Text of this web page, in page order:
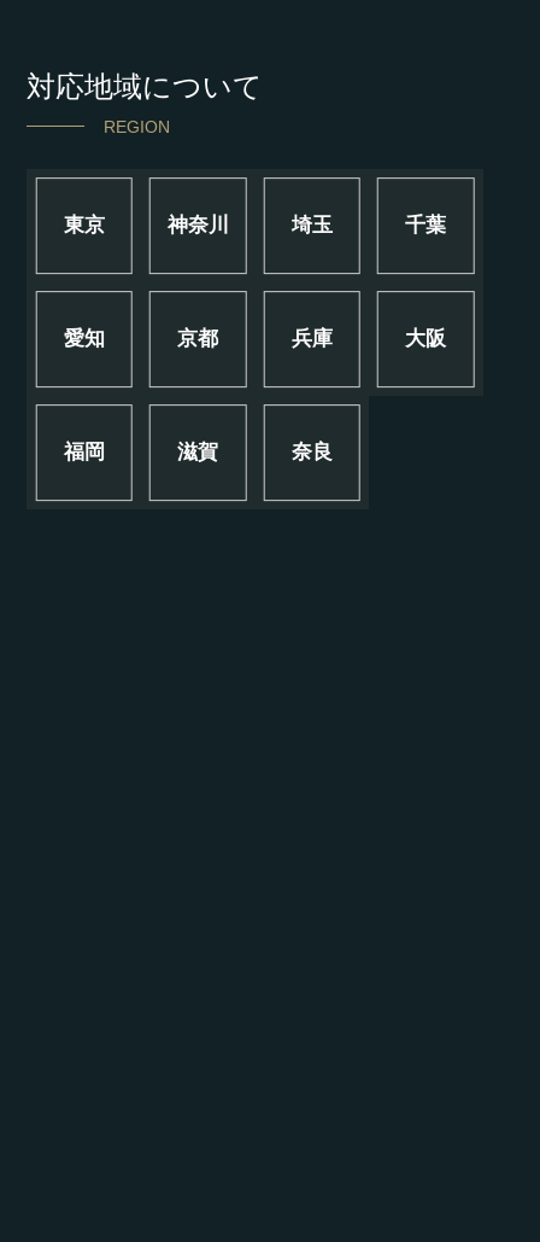
対応地域について
REGION
東京 神奈川 埼玉 千葉
愛知 京都 兵庫 大阪
福岡 滋賀 奈良